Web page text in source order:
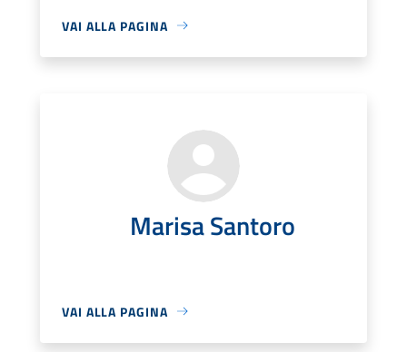
VAI ALLA PAGINA
Marisa Santoro
VAI ALLA PAGINA